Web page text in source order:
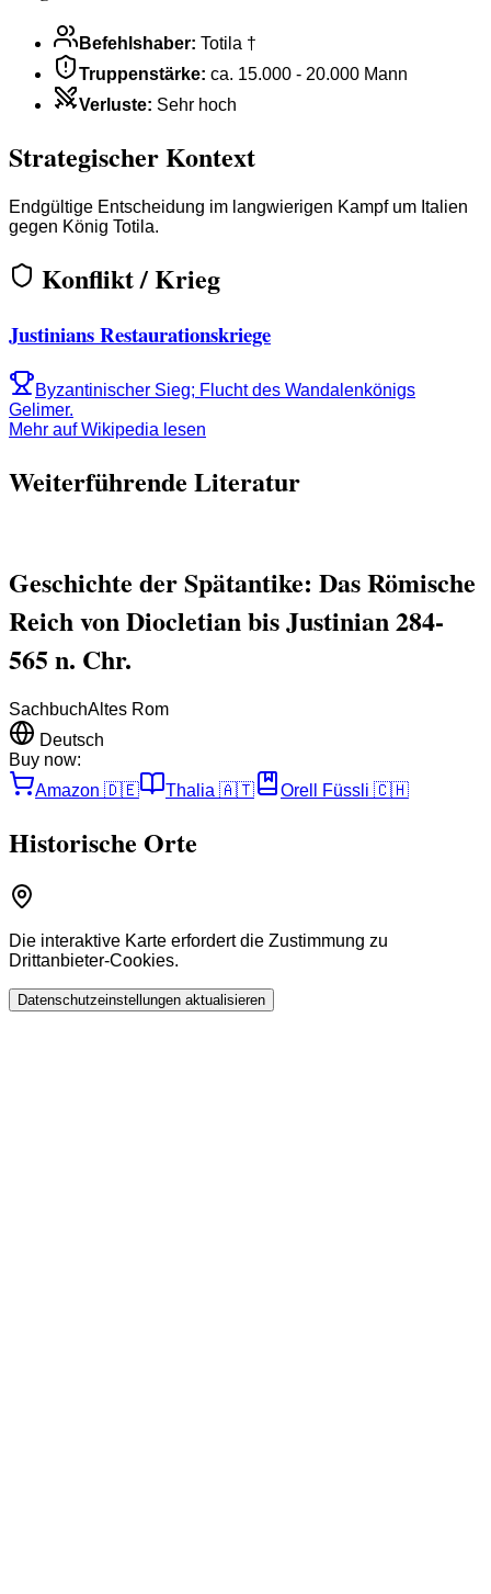
Befehlshaber: Totila †
Truppenstärke: ca. 15.000 - 20.000 Mann
Verluste: Sehr hoch
Strategischer Kontext
Endgültige Entscheidung im langwierigen Kampf um Italien
gegen König Totila.
Konflikt / Krieg
Justinians Restaurationskriege
Byzantinischer Sieg; Flucht des Wandalenkönigs
Gelimer.
Mehr auf Wikipedia lesen
Weiterführende Literatur
Geschichte der Spätantike: Das Römische
Reich von Diocletian bis Justinian 284-
565 n. Chr.
SachbuchAltes Rom
Deutsch
Buy now:
Amazon 🇩🇪 Thalia 🇦🇹 Orell Füssli 🇨🇭
Historische Orte
Die interaktive Karte erfordert die Zustimmung zu
Drittanbieter-Cookies.
Datenschutzeinstellungen aktualisieren